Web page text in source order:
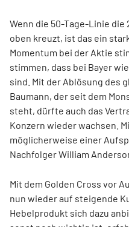
Wenn die 50-Tage-Linie
oben kreuzt, ist das ein
Momentum bei der Aktie
stimmen, dass bei Bayer
sind. Mit der Ablösung des
Baumann, der seit dem
steht, dürfte auch das
Konzern wieder wachsen.
möglicherweise einer
Nachfolger William
Mit dem Golden Cross vor
nun wieder auf steigende
Hebelprodukt sich dazu